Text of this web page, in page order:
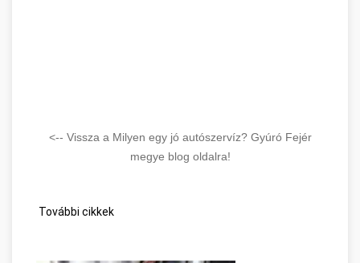
<-- Vissza a Milyen egy jó autószervíz? Gyúró Fejér
megye blog oldalra!
További cikkek